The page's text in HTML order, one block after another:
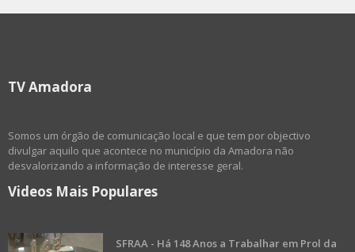
TV Amadora
Somos um órgão de comunicação local e que tem por objectivo
divulgar aquilo que acontece no município da Amadora não
desvalorizando a informação de interesse geral.
Videos Mais Populares
SFRAA - Há 148 Anos a Trabalhar em Prol da